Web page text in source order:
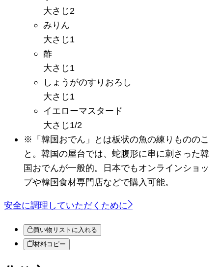
大さじ2
みりん
大さじ1
酢
大さじ1
しょうがのすりおろし
大さじ1
イエローマスタード
大さじ1/2
※「韓国おでん」とは板状の魚の練りもののこ
と。韓国の屋台では、蛇腹形に串に刺さった韓
国おでんが一般的。日本でもオンラインショッ
プや韓国食材専門店などで購入可能。
安全に調理していただくために
買い物リストに入れる
材料コピー